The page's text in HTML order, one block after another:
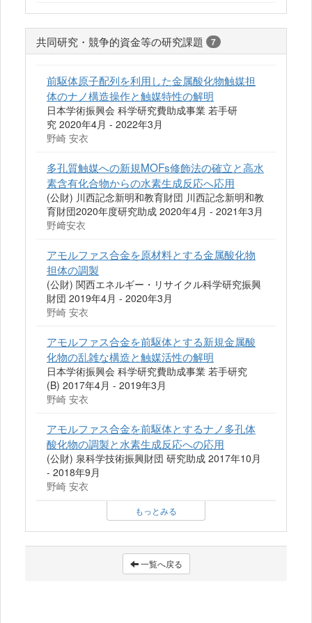
共同研究・競争的資金等の研究課題 7
前駆体原子配列を利用した金属酸化物触媒担
体のナノ構造操作と触媒特性の解明
日本学術振興会 科学研究費助成事業 若手研
究 2020年4月 - 2022年3月
野崎 安衣
多孔質触媒への新規MOFs修飾法の確立と高水
素含有化合物からの水素生成反応へ応用
(公財) 川西記念新明和教育財団 川西記念新明和教
育財団2020年度研究助成 2020年4月 - 2021年3月
野﨑安衣
アモルファス合金を原材料とする金属酸化物
担体の調製
(公財) 関西エネルギー・リサイクル科学研究振興
財団 2019年4月 - 2020年3月
野崎 安衣
アモルファス合金を前駆体とする新規金属酸
化物の乱雑な構造と触媒活性の解明
日本学術振興会 科学研究費助成事業 若手研究
(B) 2017年4月 - 2019年3月
野崎 安衣
アモルファス合金を前駆体とするナノ多孔体
酸化物の調製と水素生成反応への応用
(公財) 泉科学技術振興財団 研究助成 2017年10月
- 2018年9月
野崎 安衣
もっとみる
一覧へ戻る